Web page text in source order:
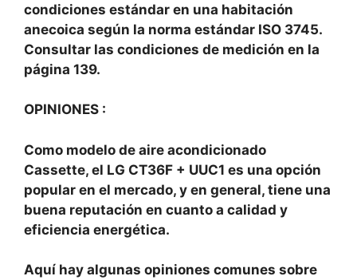
condiciones estándar en una habitación
anecoica según la norma estándar ISO 3745.
Consultar las condiciones de medición en la
página 139.
OPINIONES :
Como modelo de aire acondicionado
Cassette, el LG CT36F + UUC1 es una opción
popular en el mercado, y en general, tiene una
buena reputación en cuanto a calidad y
eficiencia energética.
Aquí hay algunas opiniones comunes sobre